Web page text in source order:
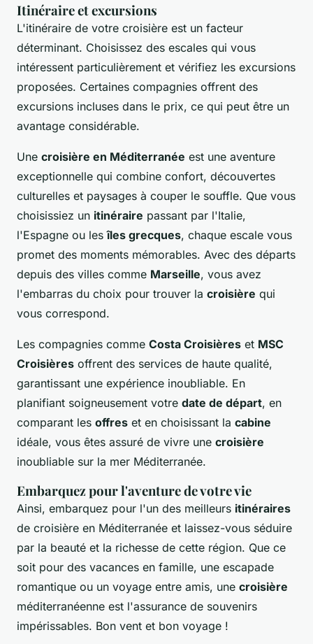
Itinéraire et excursions
L'itinéraire de votre croisière est un facteur
déterminant. Choisissez des escales qui vous
intéressent particulièrement et vérifiez les excursions
proposées. Certaines compagnies offrent des
excursions incluses dans le prix, ce qui peut être un
avantage considérable.
Une croisière en Méditerranée est une aventure
exceptionnelle qui combine confort, découvertes
culturelles et paysages à couper le souffle. Que vous
choisissiez un itinéraire passant par l'Italie,
l'Espagne ou lesîles grecques, chaque escale vous
promet des moments mémorables. Avec des départs
depuis des villes comme Marseille, vous avez
l'embarras du choix pour trouver la croisière qui
vous correspond.
Les compagnies comme Costa Croisières et MSC
Croisières offrent des services de haute qualité,
garantissant une expérience inoubliable. En
planifiant soigneusement votre date de départ, en
comparant les offres et en choisissant la cabine
idéale, vous êtes assuré de vivre une croisière
inoubliable sur la mer Méditerranée.
Embarquez pour l'aventure de votre vie
Ainsi, embarquez pour l'un des meilleurs itinéraires
de croisière en Méditerranée et laissez-vous séduire
par la beauté et la richesse de cette région. Que ce
soit pour des vacances en famille, une escapade
romantique ou un voyage entre amis, une croisière
méditerranéenne est l'assurance de souvenirs
impérissables. Bon vent et bon voyage !